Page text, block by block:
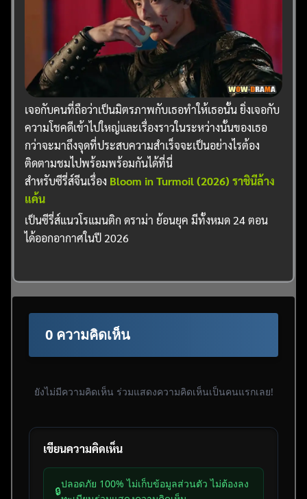
เจอกับคนที่ถือว่าเป็นมิตรภาพกับเธอทำให้เธอนั้น ยิ่งเจอกับ
ความโชคดีเข้าไปใหญ่และเรื่องราวในระหว่างนั้นของเธอ
กว่าจะมาถึงจุดที่ประสบความสำเร็จจะเป็นอย่างไรต้อง
ติดตามชมไปพร้อมพร้อมกันได้ที่นี่
สำหรับซีรี่ส์จีนเรื่อง Bloom in Turmoil (2026) ราชินีล้าง
แค้น
เป็นซีรี่ส์แนวโรแมนติก ดราม่า ย้อนยุค มีทั้งหมด 24 ตอน
ได้ออกอากาศในปี 2026
0 ความคิดเห็น
ยังไม่มีความคิดเห็น ร่วมแสดงความคิดเห็นเป็นคนแรกเลย!
เขียนความคิดเห็น
🔒
ปลอดภัย 100% ไม่เก็บข้อมูลส่วนตัว ไม่ต้องลง